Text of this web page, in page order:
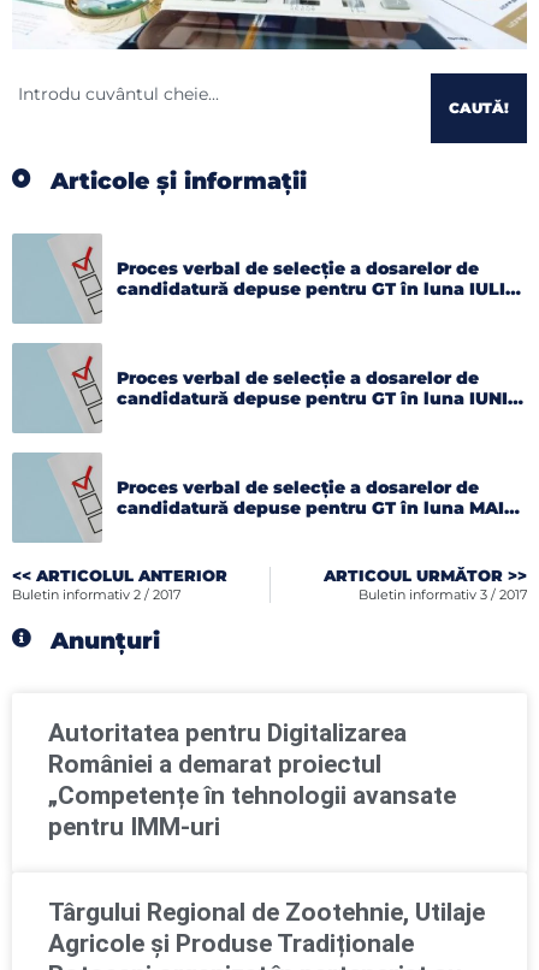
CAUTĂ!
Articole și informații
Proces verbal de selecție a dosarelor de
candidatură depuse pentru GT în luna IULIE
Proces verbal de selecție a dosarelor de
candidatură depuse pentru GT în luna IUNIE
Proces verbal de selecție a dosarelor de
candidatură depuse pentru GT în luna MAI
<< ARTICOLUL ANTERIOR
Buletin informativ 2 / 2017
ARTICOUL URMĂTOR >>
Buletin informativ 3 / 2017
Anunțuri
Autoritatea pentru Digitalizarea
României a demarat proiectul
„Competențe în tehnologii avansate
pentru IMM-uri
Târgului Regional de Zootehnie, Utilaje
Agricole și Produse Tradiționale